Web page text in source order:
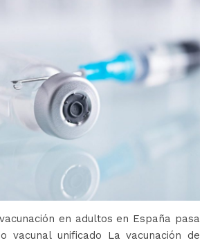
en adultos en España pasa
vacunal unificado La vacunación de